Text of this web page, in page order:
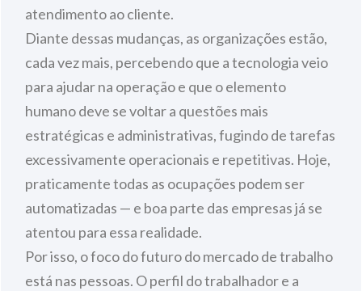
atendimento ao cliente.
Diante dessas mudanças, as organizações estão,
cada vez mais, percebendo que a tecnologia veio
para ajudar na operação e que o elemento
humano deve se voltar a questões mais
estratégicas e administrativas, fugindo de tarefas
excessivamente operacionais e repetitivas. Hoje,
praticamente todas as ocupações podem ser
automatizadas — e boa parte das empresas já se
atentou para essa realidade.
Por isso, o foco do futuro do mercado de trabalho
está nas pessoas. O perfil do trabalhador e a